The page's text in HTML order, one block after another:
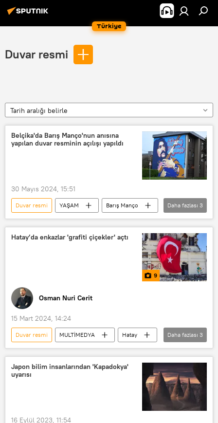
Türkiye
Duvar resmi
Tarih aralığı belirle
Belçika'da Barış Manço'nun anısına
yapılan duvar resminin açılışı yapıldı
30 Mayıs 2024, 15:51
Duvar resmi YAŞAM
Barış Manço
Belçika
Açılış Liege
Daha fazlası 3
Hatay’da enkazlar 'grafiti çiçekler' açtı
9
Osman Nuri Cerit
15 Mart 2024, 14:24
Duvar resmi MULTİMEDYA
Hatay
Antakya
Deprem Enkaz
Daha fazlası 3
Japon bilim insanlarından 'Kapadokya'
uyarısı
16 Eylül 2023, 11:54